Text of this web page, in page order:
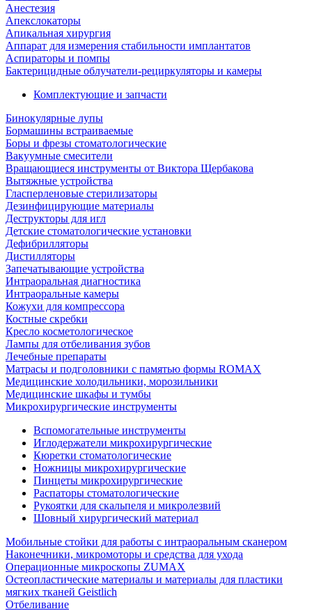
Анестезия
Апекслокаторы
Апикальная хирургия
Аппарат для измерения стабильности имплантатов
Аспираторы и помпы
Бактерицидные облучатели-рециркуляторы и камеры
Комплектующие и запчасти
Бинокулярные лупы
Бормашины встраиваемые
Боры и фрезы стоматологические
Вакуумные смесители
Вращающиеся инструменты от Виктора Щербакова
Вытяжные устройства
Гласперленовые стерилизаторы
Дезинфицирующие материалы
Деструкторы для игл
Детские стоматологические установки
Дефибрилляторы
Дистилляторы
Запечатывающие устройства
Интраоральная диагностика
Интраоральные камеры
Кожухи для компрессора
Костные скребки
Кресло косметологическое
Лампы для отбеливания зубов
Лечебные препараты
Матрасы и подголовники с памятью формы ROMAX
Медицинские холодильники, морозильники
Медицинские шкафы и тумбы
Микрохирургические инструменты
Вспомогательные инструменты
Иглодержатели микрохирургические
Кюретки стоматологические
Ножницы микрохирургические
Пинцеты микрохирургические
Распаторы стоматологические
Рукоятки для скальпеля и микролезвий
Шовный хирургический материал
Мобильные стойки для работы с интраоральным сканером
Наконечники, микромоторы и средства для ухода
Операционные микроскопы ZUMAX
Остеопластические материалы и материалы для пластики
мягких тканей Geistlich
Отбеливание